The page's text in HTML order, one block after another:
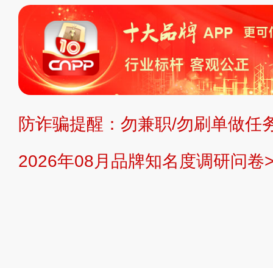
标、LOGO 等）知识产权归本站所
复制、转载、商用。本站不生产产
不代理、不招商、不提供中介服务。
持投资购买的观点或意见，页面信息
提交说明： 快速提交发布>> 提交品
防诈骗提醒：勿兼职/勿刷单做任
2026年08月品牌知名度调研问卷